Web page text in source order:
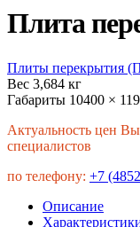
Плита
Плиты перекрытия
Вес 3,684 кг
Габариты 10400 ×
Актуальность цен
специалистов
по телефону: +7
Описание